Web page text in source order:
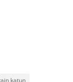
katun